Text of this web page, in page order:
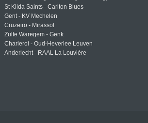
St Kilda Saints - Carlton Blues
Gent - KV Mechelen
Cruzeiro - Mirassol
Zulte Waregem - Genk
Charleroi - Oud-Heverlee Leuven
Anderlecht - RAAL La Louvière